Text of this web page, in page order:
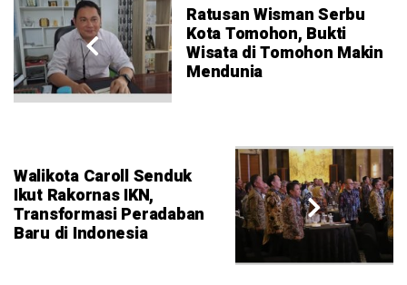
Ratusan Wisman Serbu
Kota Tomohon, Bukti
Wisata di Tomohon Makin
Mendunia
Walikota Caroll Senduk
Ikut Rakornas IKN,
Transformasi Peradaban
Baru di Indonesia